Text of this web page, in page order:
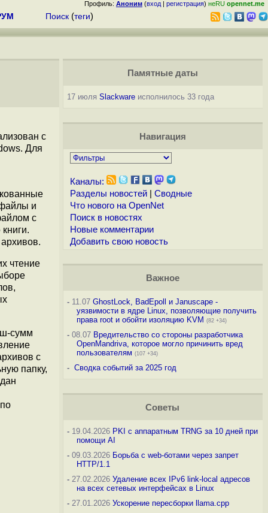
Профиль: Аноним (вход | регистрация) неRU opennet.me
Поиск (теги)
с
Для
и
с
чтение
сумм
с
папку,
Памятные даты
17 июля Slackwareисполнилось 33 года
Навигация
Каналы:
Разделы новостей| Сводные
Что нового на OpenNet
Поиск в новостях
Новые комментарии
Добавить свою новость
Важное
-11.07 GhostLock, BadEpoll и Januscape -
уязвимости в ядре Linux, позволяющие получить
права root и обойти изоляцию KVM (82 +34)
-08.07 Вредительство со стороны разработчика
OpenMandriva, которое могло причинить вред
пользователям (107 +34)
- Сводка событий за 2025 год
Советы
-19.04.2026 PKI с аппаратным TRNG за 10 дней при
помощи AI
-09.03.2026 Борьба с web-ботами через запрет
HTTP/1.1
-27.02.2026 Удаление всех IPv6 link-local адресов
на всех сетевых интерфейсах в Linux
-27.01.2026 Ускорение пересборки llama.cpp